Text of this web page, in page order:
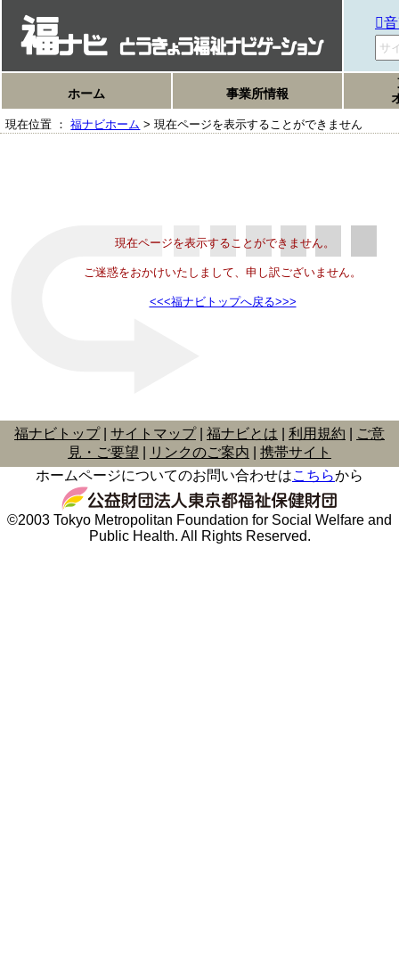
ホーム 事業所情報
現在位置 ：福ナビホーム > 現在ページを表示することができません
現在ページを表示することができません。
ご迷惑をおかけいたしまして、申し訳ございません。
<<<福ナビトップへ戻る>>>
福ナビトップ サイトマップ 福ナビとは 利用規約
ご意
見・ご要望
リンクのご案内
携帯サイト
ホームページについてのお問い合わせはこちらから
©2003 Tokyo Metropolitan Foundation for Social Welfare and
Public Health. All Rights Reserved.